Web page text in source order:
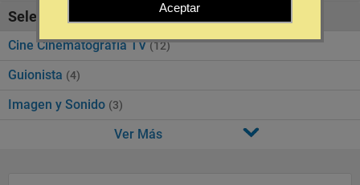
Seleccione la SubCategoría de "Cine y Teatro"
Cine Cinematografía TV (12)
Guionista (4)
Imagen y Sonido (3)
Ver Más
Aceptar